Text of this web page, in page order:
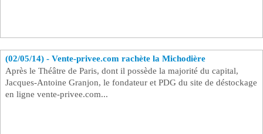
(02/05/14) - Vente-privee.com rachète la Michodière ​
Après le Théâtre de Paris, dont il possède la majorité du capital,
Jacques-Antoine Granjon, le fondateur et PDG du site de déstockage
en ligne vente-privee.com...